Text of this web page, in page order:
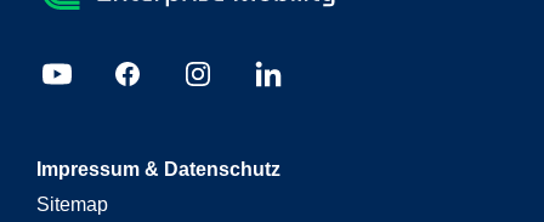
Impressum & Datenschutz
Sitemap